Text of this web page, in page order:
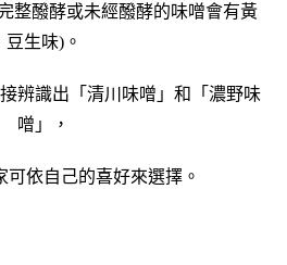
整醱酵或未經醱酵的味噌會有黃
豆生味)。
辨識出「清川味噌」和「濃野味
噌」，
可依自己的喜好來選擇。